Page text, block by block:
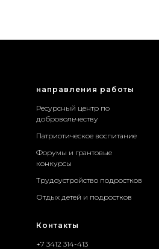
направления работы
Ресурсный центр по
добровольчеству
Патриотическое воспитание
Форумы и грантовые
конкурсы
Трудоустройство подростков
Отдых детей и подростков
Контакты
+7 3412 314-413